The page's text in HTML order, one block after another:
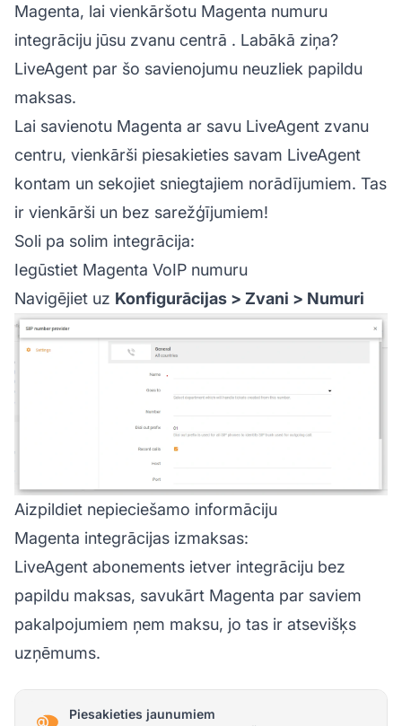
Magenta, lai vienkāršotu Magenta numuru
integrāciju jūsu zvanu centrā . Labākā ziņa?
LiveAgent par šo savienojumu neuzliek papildu
maksas.
Lai savienotu Magenta ar savu LiveAgent zvanu
centru, vienkārši piesakieties savam LiveAgent
kontam un sekojiet sniegtajiem norādījumiem. Tas
ir vienkārši un bez sarežģījumiem!
Soli pa solim integrācija:
Iegūstiet Magenta VoIP numuru
Navigējiet uz Konfigurācijas > Zvani > Numuri
Aizpildiet nepieciešamo informāciju
Magenta integrācijas izmaksas:
LiveAgent abonements ietver integrāciju bez
papildu maksas, savukārt Magenta par saviem
pakalpojumiem ņem maksu, jo tas ir atsevišķs
uzņēmums.
Piesakieties jaunumiem